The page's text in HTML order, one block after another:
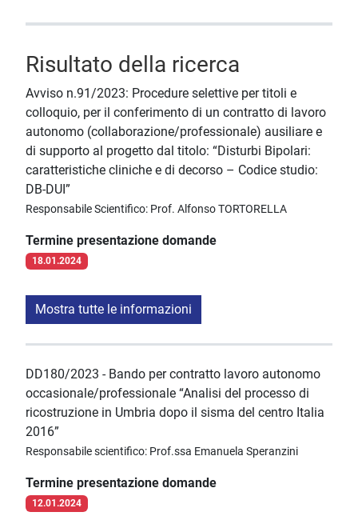
Risultato della ricerca
Avviso n.91/2023: Procedure selettive per titoli e
colloquio, per il conferimento di un contratto di lavoro
autonomo (collaborazione/professionale) ausiliare e
di supporto al progetto dal titolo: “Disturbi Bipolari:
caratteristiche cliniche e di decorso – Codice studio:
DB-DUI”
Responsabile Scientifico: Prof. Alfonso TORTORELLA
Termine presentazione domande
18.01.2024
Mostra tutte le informazioni
DD180/2023 - Bando per contratto lavoro autonomo
occasionale/professionale “Analisi del processo di
ricostruzione in Umbria dopo il sisma del centro Italia
2016”
Responsabile scientifico: Prof.ssa Emanuela Speranzini
Termine presentazione domande
12.01.2024